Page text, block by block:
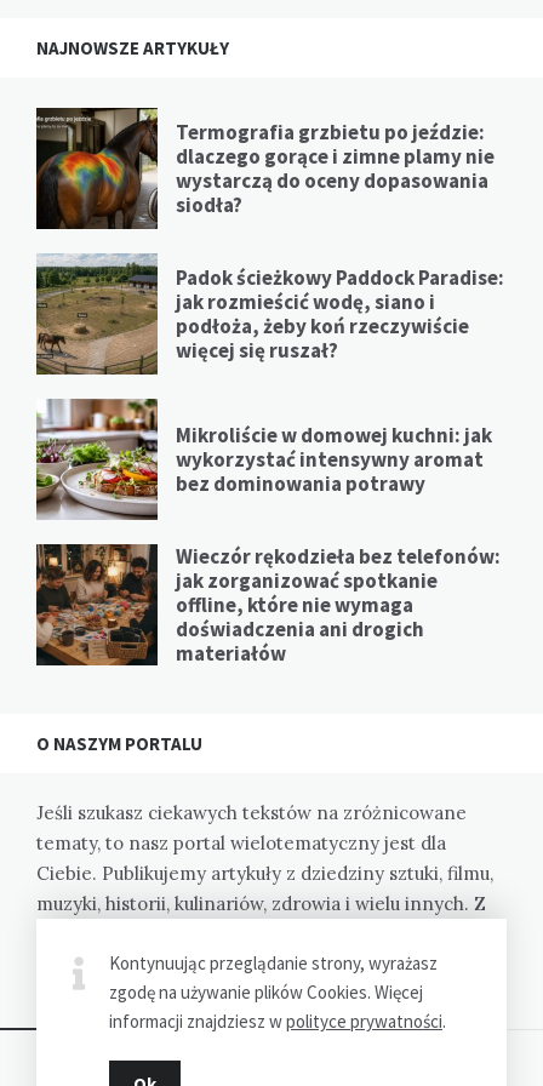
NAJNOWSZE ARTYKUŁY
Termografia grzbietu po jeździe:
dlaczego gorące i zimne plamy nie
wystarczą do oceny dopasowania
siodła?
Padok ścieżkowy Paddock Paradise:
jak rozmieścić wodę, siano i
podłoża, żeby koń rzeczywiście
więcej się ruszał?
Mikroliście w domowej kuchni: jak
wykorzystać intensywny aromat
bez dominowania potrawy
Wieczór rękodzieła bez telefonów:
jak zorganizować spotkanie
offline, które nie wymaga
doświadczenia ani drogich
materiałów
O NASZYM PORTALU
Jeśli szukasz ciekawych tekstów na zróżnicowane
tematy, to nasz portal wielotematyczny jest dla
Ciebie. Publikujemy artykuły z dziedziny sztuki, filmu,
muzyki, historii, kulinariów, zdrowia i wielu innych. Z
wiedzę.
Kontynuując przeglądanie strony, wyrażasz
zgodę na używanie plików Cookies. Więcej
informacji znajdziesz wpolityce prywatności.